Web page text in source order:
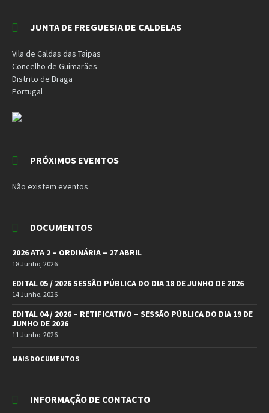
JUNTA DE FREGUESIA DE CALDELAS
Vila de Caldas das Taipas
Concelho de Guimarães
Distrito de Braga
Portugal
PRÓXIMOS EVENTOS
Não existem eventos
DOCUMENTOS
2026 ATA 2 – ORDINÁRIA – 27 ABRIL
18 Junho, 2026
EDITAL 05 / 2026 SESSÃO PÚBLICA DO DIA 18 DE JUNHO DE 2026
14 Junho, 2026
EDITAL 04 / 2026 – RETIFICATIVO – SESSÃO PÚBLICA DO DIA 19 DE
JUNHO DE 2026
11 Junho, 2026
MAIS DOCUMENTOS
INFORMAÇÃO DE CONTACTO